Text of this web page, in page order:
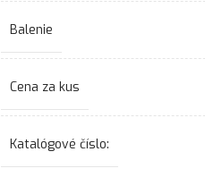
Balenie
Cena za kus
Katalógové číslo: